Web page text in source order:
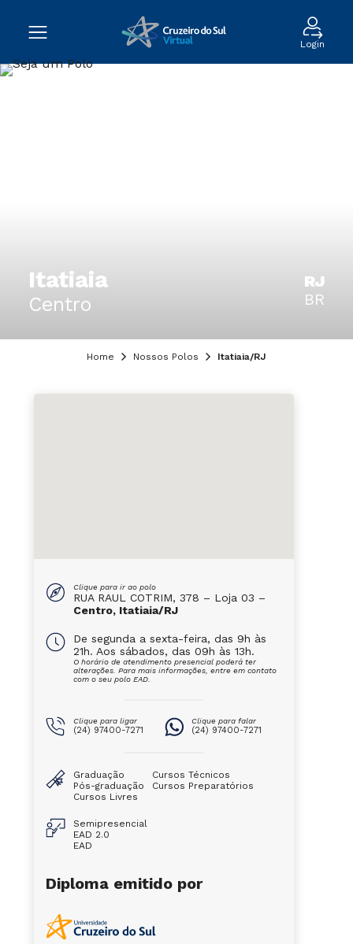
Login
Itatiaia
Centro
RJ
BR
Home Nossos Polos Itatiaia/RJ
Clique para ir ao polo
RUA RAUL COTRIM, 378 – Loja 03 –
Centro, Itatiaia/RJ
De segunda a sexta-feira, das 9h às
21h. Aos sábados, das 09h às 13h.
O horário de atendimento presencial poderá ter
alterações. Para mais informações, entre em contato
com o seu polo EAD.
Clique para ligar
(24) 97400-7271
Clique para falar
(24) 97400-7271
Graduação
Pós-graduação
Cursos Livres
Cursos Técnicos
Cursos Preparatórios
Semipresencial
EAD 2.0
EAD
Diploma emitido por